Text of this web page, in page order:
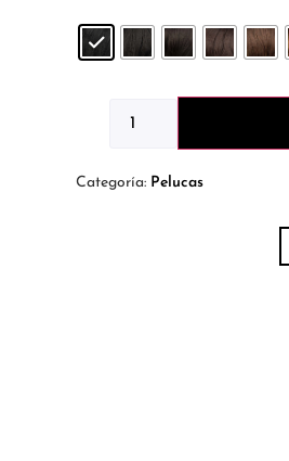
Categoría: Pelucas